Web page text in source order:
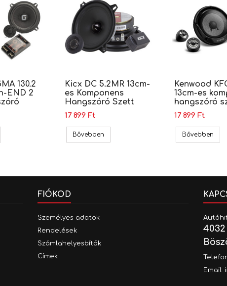
szett
130.2
END 2
SIGMA 130.2 130mm High-END 2 utas hangszóró szett
Kicx DC 5.2MR 13cm-
es Komponens
Hangszóró Szett
17 899 Ft
BővebbenKicx DC 5.2MR 13cm-es Komponens
Kenwood
13cm-es
hangszóró
17 899 Ft
Bővebben
FIÓKOD
Személyes adatok
Rendelések
Számlahelyesbítők
Címek
Email: